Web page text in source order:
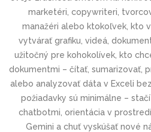
marketéri, copywriteri,
manažéri alebo ktokoľvek, kto
vytvárať grafiku, videá,
užitočný pre kohokolívek, kto
dokumentmi – čítať, sumarizovať,
alebo analyzovať dáta v Exceli
požiadavky sú minimálne –
chatbotmi, orientácia v
Gemini a chuť vyskúšať nové